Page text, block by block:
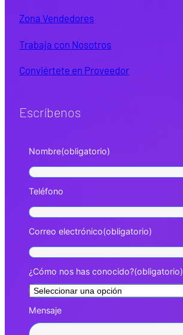
Zona Vendedores
Trabaja con Nosotros
Conviértete en Proveedor
Escríbenos
Nombre(obligatorio)
Teléfono
Correo electrónico(obligatorio)
¿Cómo nos has conocido?(obligatorio)
Mensaje